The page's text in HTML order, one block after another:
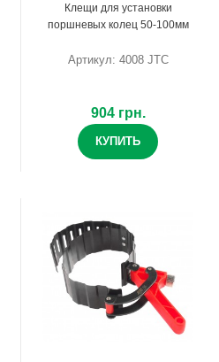
Клещи для установки
поршневых колец 50-100мм
Артикул: 4008 JTC
904 грн.
КУПИТЬ